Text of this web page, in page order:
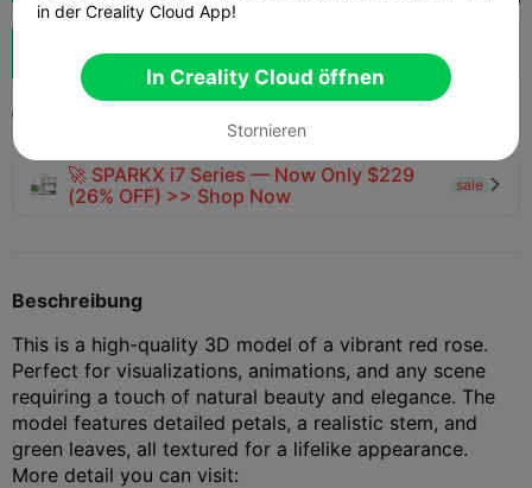
Schub 140 161  1

🚀 SPARKX i7 Series — Now Only $229
(26% OFF) >> Shop Now
sale 
Beschreibung
This is a high-quality 3D model of a vibrant red rose.
Perfect for visualizations, animations, and any scene
requiring a touch of natural beauty and elegance. The
model features detailed petals, a realistic stem, and
green leaves, all textured for a lifelike appearance.
More detail you can visit:
in der Creality Cloud App!
In Creality Cloud öffnen
Stornieren